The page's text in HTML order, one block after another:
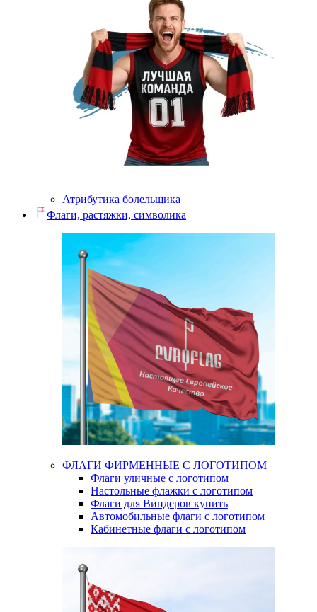
Атрибутика болельщика
Флаги, растяжки, символика
ФЛАГИ ФИРМЕННЫЕ С ЛОГОТИПОМ
Флаги уличные с логотипом
Настольные флажки с логотипом
Флаги для Виндеров купить
Автомобильные флаги с логотипом
Кабинетные флаги с логотипом